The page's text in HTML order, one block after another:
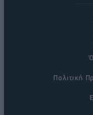
Πολιτική